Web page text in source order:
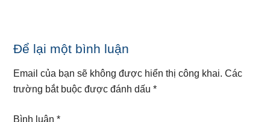
Reader
Interactions
Để lại một bình luận
Email của bạn sẽ không được hiển thị công khai. Các
trường bắt buộc được đánh dấu*
Bình luận*